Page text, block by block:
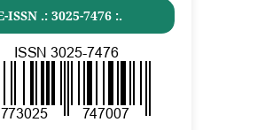
ISSN .: 3025-7476:.